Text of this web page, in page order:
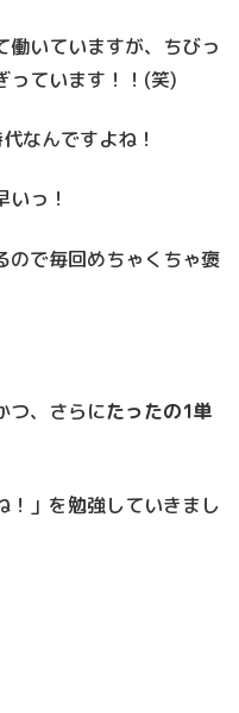
働いていますが、ちびっ
っています！！(笑)
なんですよね！
っ！
ので毎回めちゃくちゃ褒
つ、さらにたったの1単
！」を勉強していきまし